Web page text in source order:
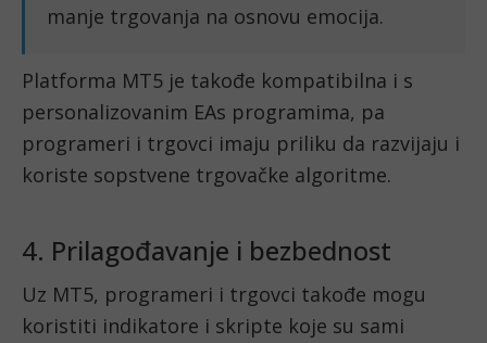
manje trgovanja na osnovu emocija.
Platforma MT5 je takođe kompatibilna i s
personalizovanim EAs programima, pa
programeri i trgovci imaju priliku da razvijaju i
koriste sopstvene trgovačke algoritme.
4. Prilagođavanje i bezbednost
Uz MT5, programeri i trgovci takođe mogu
koristiti indikatore i skripte koje su sami